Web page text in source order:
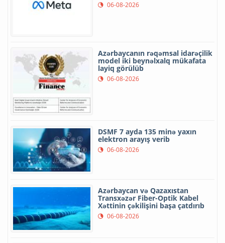
06-08-2026
Azərbaycanın rəqəmsal idarəçilik
model iki beynəlxalq mükafata
layiq görülüb
06-08-2026
DSMF 7 ayda 135 minə yaxın
elektron arayış verib
06-08-2026
Azərbaycan və Qazaxıstan
Transxəzər Fiber-Optik Kabel
Xəttinin çəkilişini başa çatdırıb
06-08-2026